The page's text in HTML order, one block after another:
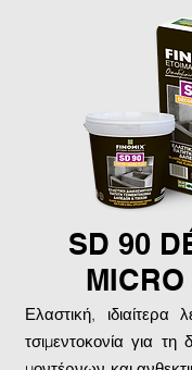
SD 90
Ελαστική, ιδιαίτερα
τσιμεντοκονία για